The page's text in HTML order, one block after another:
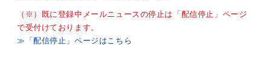
（※）既に登録中メールニュースの停止は「配信停止」ページ
で受付けております。
≫「配信停止」ページはこちら